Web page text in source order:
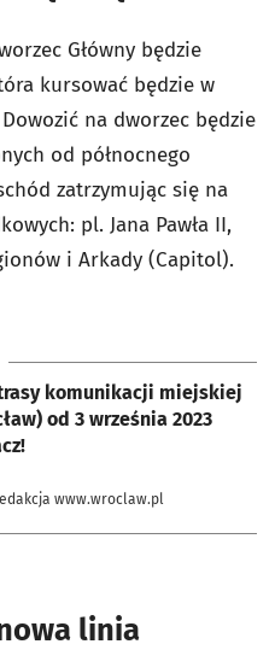
Główny będzie
kursować będzie w
na dworzec będzie
od północnego
zatrzymując się na
pl. Jana Pawła II,
i Arkady (Capitol).
komunikacji miejskiej
od 3 września 2023
www.wroclaw.pl
linia